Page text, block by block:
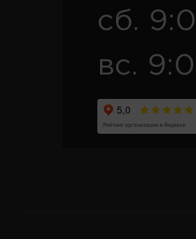
сб.
вс.